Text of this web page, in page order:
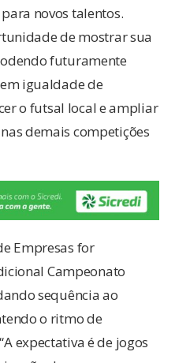
novos talentos.
de mostrar sua
futuramente
igualdade de
o futsal local e ampliar
demais competições
Empresas for
Campeonato
sequência ao
o ritmo de
expectativa é de jogos